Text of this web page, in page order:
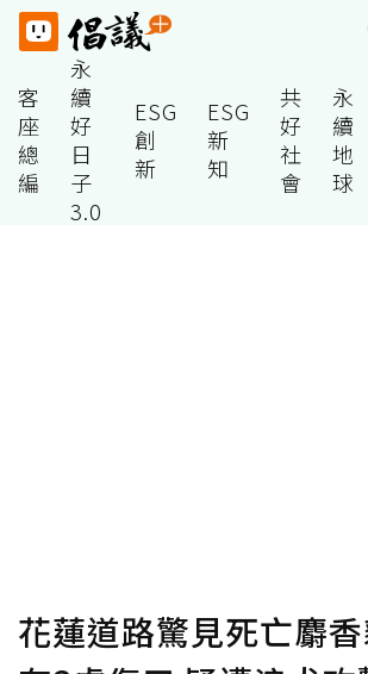
客
座
總
編
永
續
好
日
子
3.0
ESG
創
新
ESG
新
知
共
好
社
會
永
續
地
球
花蓮道路驚見死亡麝